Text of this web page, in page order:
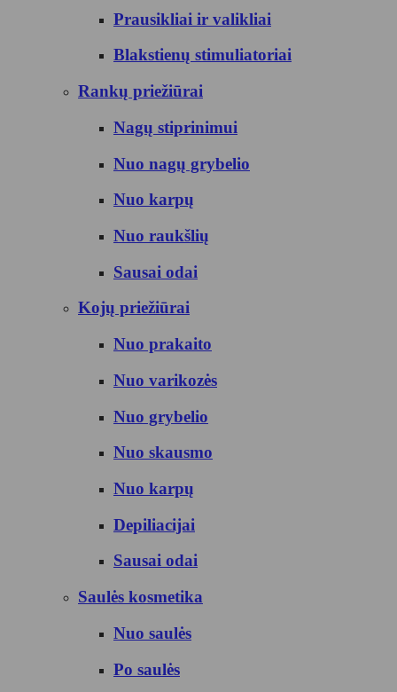
Prausikliai ir valikliai
Blakstienų stimuliatoriai
Rankų priežiūrai
Nagų stiprinimui
Nuo nagų grybelio
Nuo karpų
Nuo raukšlių
Sausai odai
Kojų priežiūrai
Nuo prakaito
Nuo varikozės
Nuo grybelio
Nuo skausmo
Nuo karpų
Depiliacijai
Sausai odai
Saulės kosmetika
Nuo saulės
Po saulės